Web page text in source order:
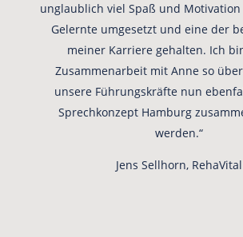
unglaublich viel Spaß und
Gelernte umgesetzt und eine der
meiner Karriere gehalten. Ich
Zusammenarbeit mit Anne so
unsere Führungskräfte nun
Sprechkonzept Hamburg
werden.“
Jens Sellhorn, RehaVital